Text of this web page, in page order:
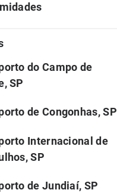
do Campo de
SP
de Congonhas, SP
Internacional de
SP
de Jundiaí, SP